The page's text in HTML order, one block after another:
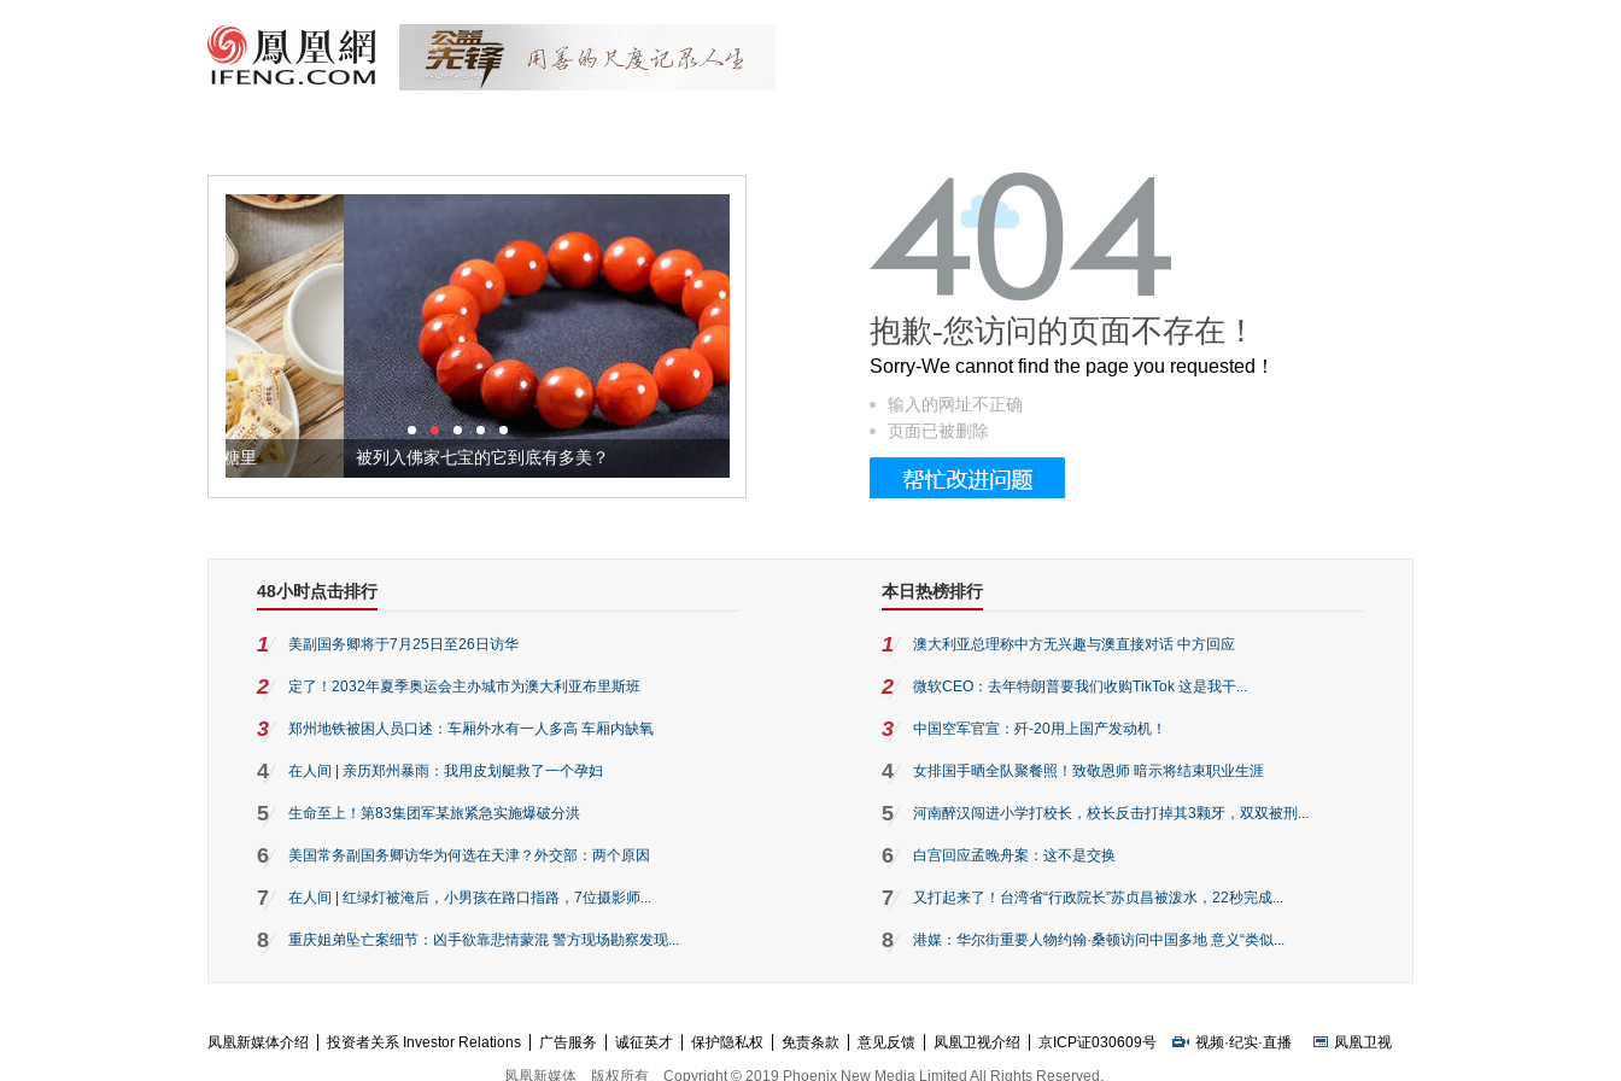
被列入佛家七宝的它到底有多美？ 这个3.2米的长卷，还原了600岁的紫禁城
抱歉-您访问的页面不存在！
Sorry-We cannot find the page you requested！
输入的网址不正确
页面已被删除
48小时点击排行
1 美副国务卿将于7月25日至26日访华
2 定了！2032年夏季奥运会主办城市为澳大利亚布里斯班
3 郑州地铁被困人员口述：车厢外水有一人多高 车厢内缺氧
4 在人间 | 亲历郑州暴雨：我用皮划艇救了一个孕妇
5 生命至上！第83集团军某旅紧急实施爆破分洪
6 美国常务副国务卿访华为何选在天津？外交部：两个原因
7 在人间 | 红绿灯被淹后，小男孩在路口指路，7位摄影师...
8 重庆姐弟坠亡案细节：凶手欲靠悲情蒙混 警方现场勘察发现...
本日热榜排行
1 澳大利亚总理称中方无兴趣与澳直接对话 中方回应
2 微软CEO：去年特朗普要我们收购TikTok 这是我干...
3 中国空军官宣：歼-20用上国产发动机！
4 女排国手晒全队聚餐照！致敬恩师 暗示将结束职业生涯
5 河南醉汉闯进小学打校长，校长反击打掉其3颗牙，双双被刑...
6 白宫回应孟晚舟案：这不是交换
7 又打起来了！台湾省“行政院长”苏贞昌被泼水，22秒完成...
8 港媒：华尔街重要人物约翰·桑顿访问中国多地 意义“类似...
凤凰新媒体介绍 投资者关系 Investor Relations 广告服务 诚征英才 保护隐私权 免责条款 意见反馈 凤凰卫视介绍 京ICP证030609号 视频·纪实·直播
凤凰卫视
凤凰新媒体
版权所有 Copyright © 2019 Phoenix New Media Limited All Rights Reserved.